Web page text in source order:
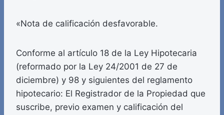
«Nota de calificación desfavorable.
Conforme al artículo 18 de la Ley Hipotecaria
(reformado por la Ley 24/2001 de 27 de
diciembre) y 98 y siguientes del reglamento
hipotecario: El Registrador de la Propiedad que
suscribe, previo examen y calificación del